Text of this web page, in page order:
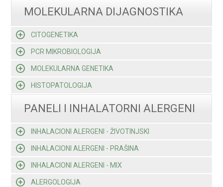
MOLEKULARNA DIJAGNOSTIKA
CITOGENETIKA
PCR MIKROBIOLOGIJA
MOLEKULARNA GENETIKA
HISTOPATOLOGIJA
PANELI I INHALATORNI ALERGENI
INHALACIONI ALERGENI - ŽIVOTINJSKI
INHALACIONI ALERGENI - PRAŠINA
INHALACIONI ALERGENI - MIX
ALERGOLOGIJA